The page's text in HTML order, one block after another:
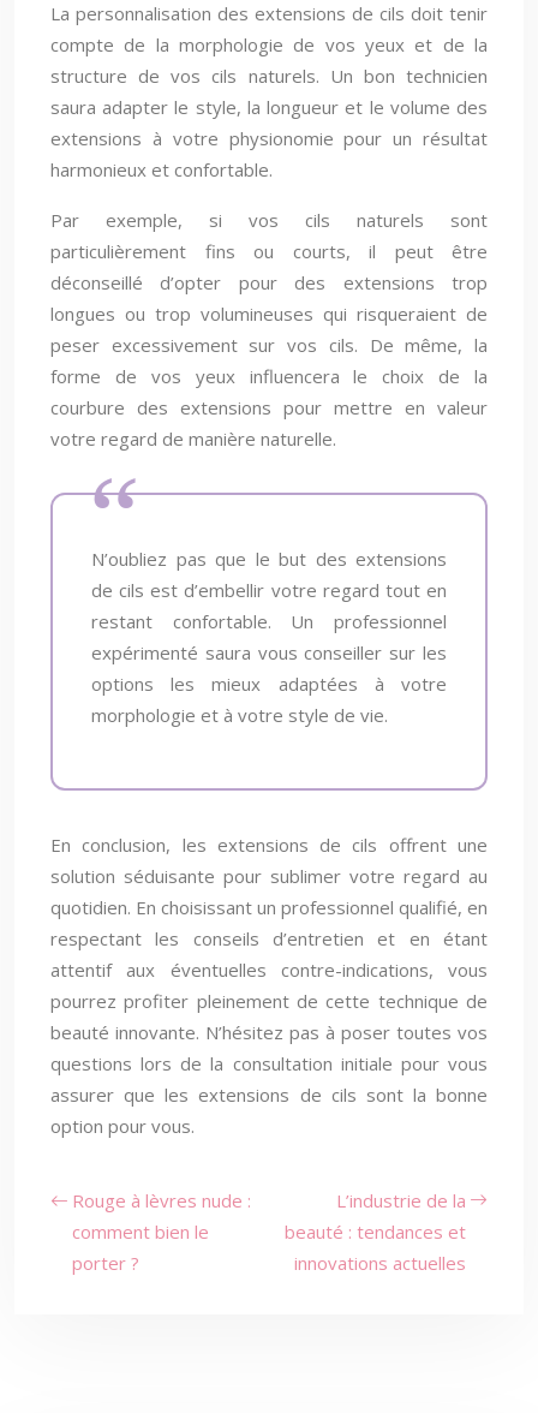
La personnalisation des extensions de cils doit tenir
compte de la morphologie de vos yeux et de la
structure de vos cils naturels. Un bon technicien
saura adapter le style, la longueur et le volume des
extensions à votre physionomie pour un résultat
harmonieux et confortable.
Par exemple, si vos cils naturels sont
particulièrement fins ou courts, il peut être
déconseillé d’opter pour des extensions trop
longues ou trop volumineuses qui risqueraient de
peser excessivement sur vos cils. De même, la
forme de vos yeux influencera le choix de la
courbure des extensions pour mettre en valeur
votre regard de manière naturelle.
N’oubliez pas que le but des extensions
de cils est d’embellir votre regard tout en
restant confortable. Un professionnel
expérimenté saura vous conseiller sur les
options les mieux adaptées à votre
morphologie et à votre style de vie.
En conclusion, les extensions de cils offrent une
solution séduisante pour sublimer votre regard au
quotidien. En choisissant un professionnel qualifié, en
respectant les conseils d’entretien et en étant
attentif aux éventuelles contre-indications, vous
pourrez profiter pleinement de cette technique de
beauté innovante. N’hésitez pas à poser toutes vos
questions lors de la consultation initiale pour vous
assurer que les extensions de cils sont la bonne
option pour vous.
Rouge à lèvres nude :
comment bien le
porter ?
L’industrie de la
beauté : tendances et
innovations actuelles